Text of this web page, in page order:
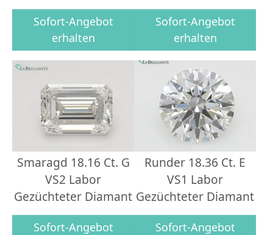
Sofort-Angebot
erhalten
Sofort-Angebot
erhalten
Smaragd 18.16 Ct. G
VS2 Labor
Gezüchteter Diamant
Sofort-Angebot
Runder 18.36 Ct. E
VS1 Labor
Gezüchteter Diamant
Sofort-Angebot